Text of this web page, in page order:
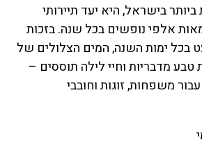
בישראל, היא יעד תיירותי
אלפי נופשים בכל שנה. בזכות
בכל ימות השנה, המים הצלולים של
מדבריות וחיי לילה תוססים –
משפחות, זוגות וחובבי